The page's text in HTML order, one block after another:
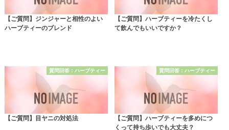
【ご質問】ジンジャーと相性のよい
ハーブティーのブレンド
【ご質問】ハーブティーを冷たくし
て飲んでもいいですか？
質問回答：ハーブティー
【ご質問】目ヤニの対処法
質問回答：ハーブティー
【ご質問】ハーブティーを多めにつ
くって持ち歩いでも大丈夫？